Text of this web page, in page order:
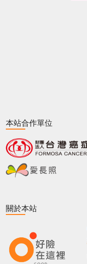
本站合作單位
關於本站